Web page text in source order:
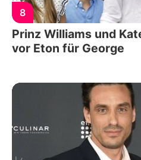
8
Prinz Williams und
vor Eton für George